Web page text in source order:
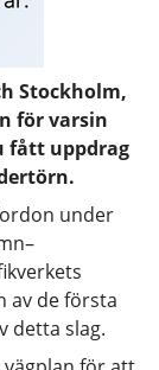
Stockholm,
för varsin
fått uppdrag
under
av de första
detta slag.